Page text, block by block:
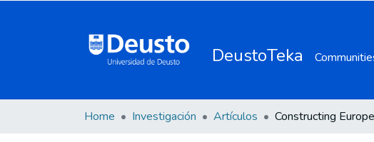
DeustoTeka
Home Investigación Artículos